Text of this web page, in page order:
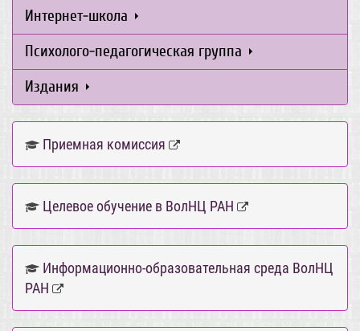
Интернет-школа
Психолого-педагогическая группа
Издания
Приемная комиссия
Целевое обучение в ВолНЦ РАН
Информационно-образовательная среда ВолНЦ
РАН